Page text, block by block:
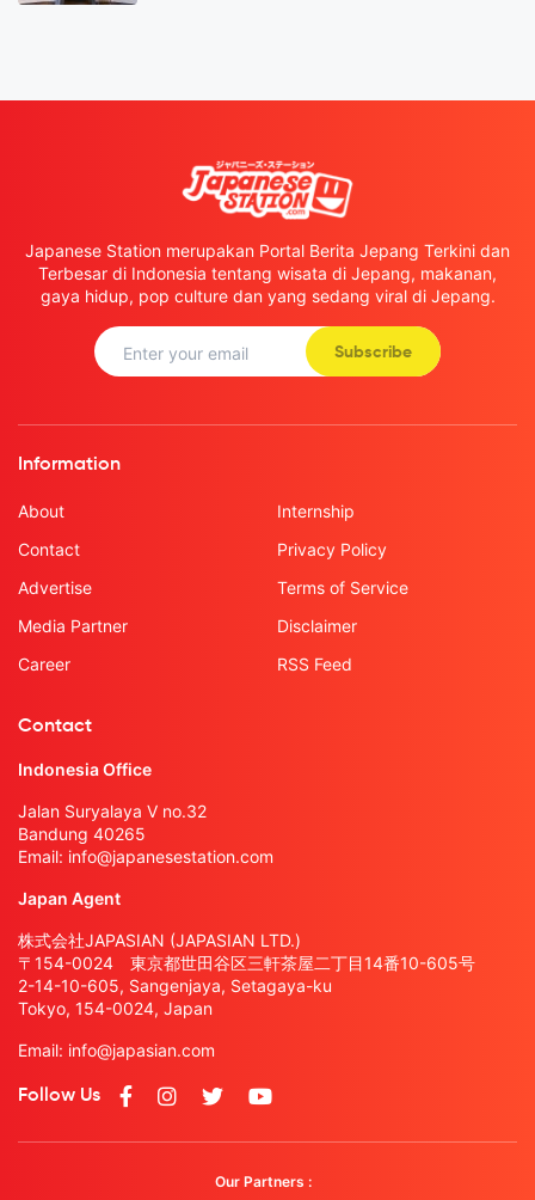
Japanese Station merupakan Portal Berita Jepang Terkini dan
Terbesar di Indonesia tentang wisata di Jepang, makanan,
gaya hidup, pop culture dan yang sedang viral di Jepang.
Subscribe
Information
About
Contact
Advertise
Media Partner
Career
Internship
Privacy Policy
Terms of Service
Disclaimer
RSS Feed
Contact
Indonesia Office
Jalan Suryalaya V no.32
Bandung 40265
Email: info@japanesestation.com
Japan Agent
株式会社JAPASIAN (JAPASIAN LTD.)
〒154-0024 東京都世田谷区三軒茶屋二丁目14番10-605号
2-14-10-605, Sangenjaya, Setagaya-ku
Tokyo, 154-0024, Japan
Email: info@japasian.com
Follow Us
Our Partners :